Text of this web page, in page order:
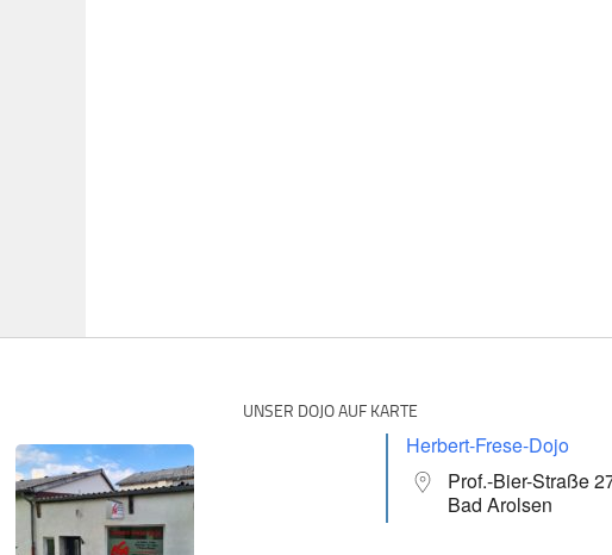
UNSER DOJO AUF KARTE
Herbert-Frese-Dojo
Prof.-Bier-Straße
Bad Arolsen